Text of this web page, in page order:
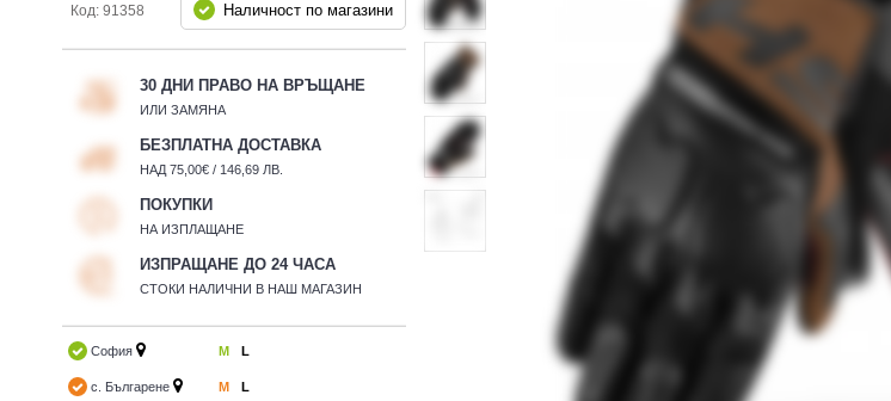
Код: 91358 Наличност по магазини
30 ДНИ ПРАВО НА ВРЪЩАНЕ
ИЛИ ЗАМЯНА
БЕЗПЛАТНА ДОСТАВКА
НАД 75,00€ / 146,69 ЛВ.
ПОКУПКИ
НА ИЗПЛАЩАНЕ
ИЗПРАЩАНЕ ДО 24 ЧАСА
СТОКИ НАЛИЧНИ В НАШ МАГАЗИН
София M L
с. Българене M L